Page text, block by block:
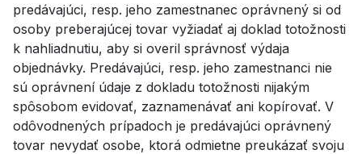
predávajúci, resp. jeho zamestnanec oprávnený si od
osoby preberajúcej tovar vyžiadať aj doklad totožnosti
k nahliadnutiu, aby si overil správnosť výdaja
objednávky. Predávajúci, resp. jeho zamestnanci nie
sú oprávnení údaje z dokladu totožnosti nijakým
spôsobom evidovať, zaznamenávať ani kopírovať. V
odôvodnených prípadoch je predávajúci oprávnený
tovar nevydať osobe, ktorá odmietne preukázať svoju